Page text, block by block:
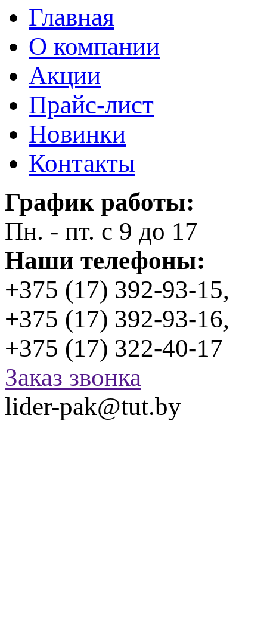
Главная
О компании
Акции
Прайс-лист
Новинки
Контакты
График работы:
Пн. - пт. с 9 до 17
Наши телефоны:
+375 (17) 392-93-15,
+375 (17) 392-93-16,
+375 (17) 322-40-17
Заказ звонка
lider-pak@tut.by